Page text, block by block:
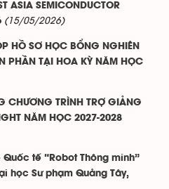
ASIA SEMICONDUCTOR
(15/05/2026)
HỒ SƠ HỌC BỔNG NGHIÊN
PHẦN TẠI HOA KỲ NĂM HỌC
CHƯƠNG TRÌNH TRỢ GIẢNG
NĂM HỌC 2027-2028
tế “Robot Thông minh”
học Sư phạm Quảng Tây,